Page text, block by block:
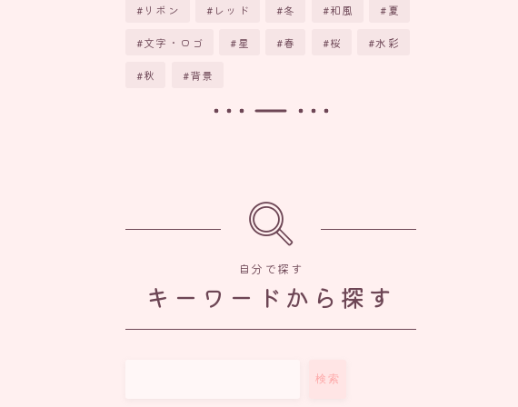
リボン レッド 冬 和風 夏
文字・ロゴ 星 春 桜 水彩
秋 背景
自分で探す
キーワードから探す
検索